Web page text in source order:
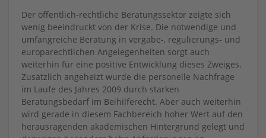
Der öffentlich-rechtliche Beratungssektor zeigte sich
wenig beeindruckt von der Krise. Die notwendige und
umfangreiche Beratung in vergabe-, regulierungs- und
europarechtlichen Angelegenheiten sorgt auch
weiterhin für eine positive Entwicklung dieses Zweiges.
Zusätzlich angeheizt wurde die personelle Nachfrage
im Laufe des Jahres 2009 durch starken
Beratungsbedarf im Beihilferecht. Aber auch weiterhin
wird gerade in diesem Fachbereich hoher Wert auf den
herausragenden akademischen Hintergrund gelegt und